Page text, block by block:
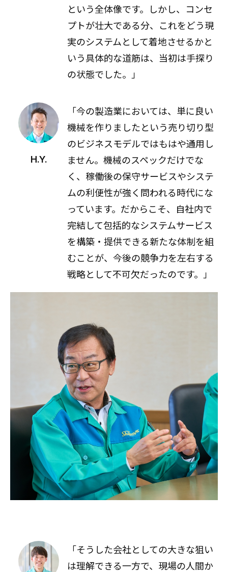
という全体像です。しかし、コンセ
プトが壮大である分、これをどう現
実のシステムとして着地させるかと
いう具体的な道筋は、当初は手探り
の状態でした。」
H.Y.
「今の製造業においては、単に良い
機械を作りましたという売り切り型
のビジネスモデルではもはや通用し
ません。機械のスペックだけでな
く、稼働後の保守サービスやシステ
ムの利便性が強く問われる時代にな
っています。だからこそ、自社内で
完結して包括的なシステムサービス
を構築・提供できる新たな体制を組
むことが、今後の競争力を左右する
戦略として不可欠だったのです。」
「そうした会社としての大きな狙い
は理解できる一方で、現場の人間か